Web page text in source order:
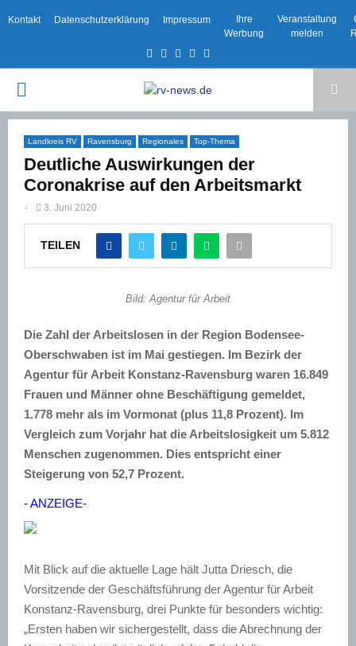
Kontakt Datenschutzerklärung Impressum
Ihre
Werbung
Veranstaltung
melden
Facebook
TwitterInstagram
Email
PRIMARY
MENU
Landkreis RV Ravensburg Regionales Top-Thema
Deutliche Auswirkungen der
Coronakrise auf den Arbeitsmarkt
- 3. Juni 2020
TEILEN
Bild: Agentur für Arbeit
Die Zahl der Arbeitslosen in der Region Bodensee-
Oberschwaben ist im Mai gestiegen. Im Bezirk der
Agentur für Arbeit Konstanz-Ravensburg waren 16.849
Frauen und Männer ohne Beschäftigung gemeldet,
1.778 mehr als im Vormonat (plus 11,8 Prozent). Im
Vergleich zum Vorjahr hat die Arbeitslosigkeit um 5.812
Menschen zugenommen. Dies entspricht einer
Steigerung von 52,7 Prozent.
- ANZEIGE-
Mit Blick auf die aktuelle Lage hält Jutta Driesch, die
Vorsitzende der Geschäftsführung der Agentur für Arbeit
Konstanz-Ravensburg, drei Punkte für besonders wichtig:
„Ersten haben wir sichergestellt, dass die Abrechnung der